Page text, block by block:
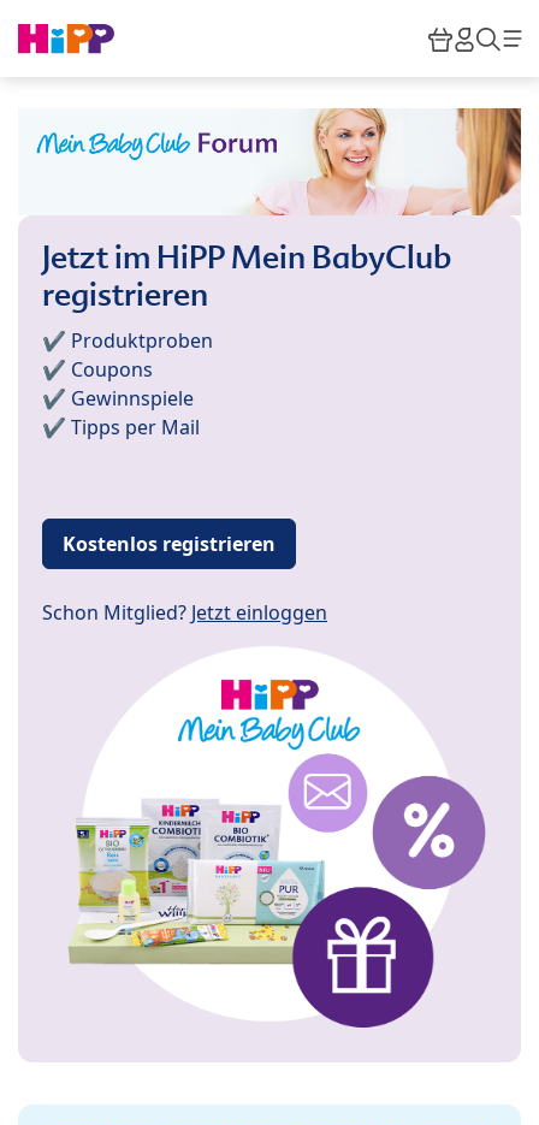
HiPP
Jetzt im HiPP Mein BabyClub
registrieren
✔️ Produktproben
✔️ Coupons
✔️ Gewinnspiele
✔️ Tipps per Mail
Kostenlos registrieren
Schon Mitglied? Jetzt einloggen